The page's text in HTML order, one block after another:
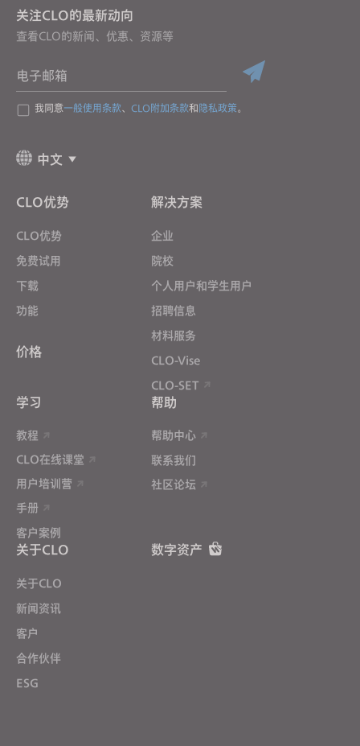
关注CLO的最新动向
查看CLO的新闻、优惠、资源等
电子邮箱
我同意一般使用条款、 CLO附加条款和 隐私政策。
中文
CLO优势
CLO优势
免费试用
下载
功能
价格
解决方案
企业
院校
个人用户和学生用户
招聘信息
材料服务
CLO-Vise
CLO-SET
学习
教程
CLO在线课堂
用户培训营
手册
客户案例
帮助
帮助中心
联系我们
社区论坛
关于CLO
关于CLO
新闻资讯
客户
合作伙伴
ESG
数字资产